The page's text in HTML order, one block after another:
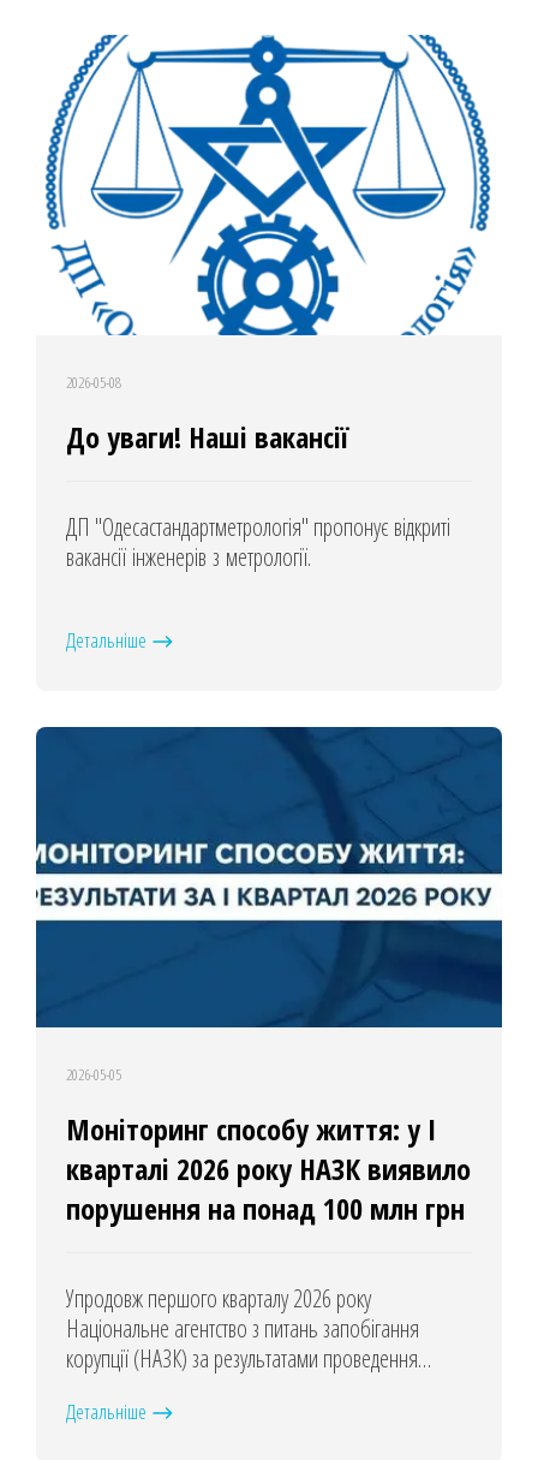
2026-05-08
До уваги! Наші вакансії
ДП "Одесастандартметрологія" пропонує відкриті
вакансії інженерів з метрології.
Детальніше
2026-05-05
Моніторинг способу життя: у І
кварталі 2026 року НАЗК виявило
порушення на понад 100 млн грн
Упродовж першого кварталу 2026 року
Національне агентство з питань запобігання
корупції (НАЗК) за результатами проведення
правоохоронних органів 13 матеріалів та
Детальніше